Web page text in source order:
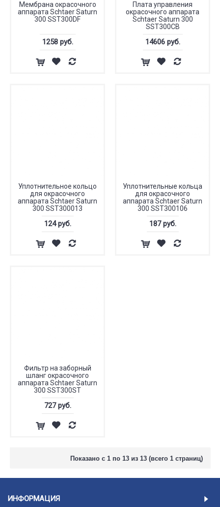
Мембрана окрасочного
аппарата Schtaer Saturn
300 SST300DF
1258 руб.
Плата управления
окрасочного аппарата
Schtaer Saturn 300
SST300CB
14606 руб.
Уплотнительное кольцо
для окрасочного
аппарата Schtaer Saturn
300 SST300013
124 руб.
Уплотнительные кольца
для окрасочного
аппарата Schtaer Saturn
300 SST300106
187 руб.
Фильтр на заборный
шланг окрасочного
аппарата Schtaer Saturn
300 SST300ST
727 руб.
Показано с 1 по 13 из 13 (всего 1 страниц)
ИНФОРМАЦИЯ